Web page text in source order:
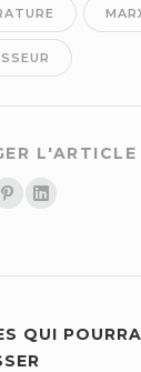
L'ARTICLE
QUI